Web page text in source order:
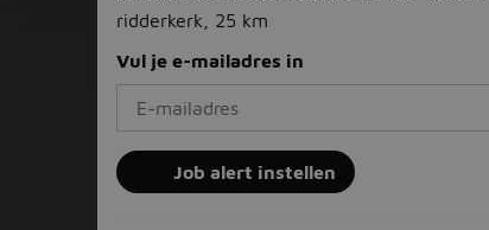
ridderkerk, 25 km
Vul je e-mailadres in
Job alert instellen